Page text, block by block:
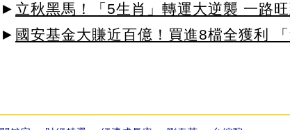
► 立秋黑馬！「5生肖」轉運大逆襲 一路
► 國安基金大賺近百億！買進8檔全獲利